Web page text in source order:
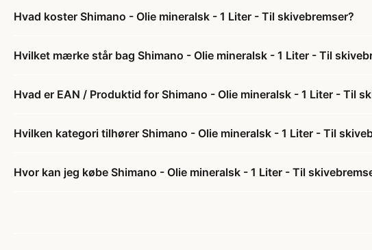
Hvad koster Shimano - Olie mineralsk - 1 Liter - Til skivebremser?
Hvilket mærke står bag Shimano - Olie mineralsk - 1 Liter - Til
Hvad er EAN / Produktid for Shimano - Olie mineralsk - 1 Liter - Til
Hvilken kategori tilhører Shimano - Olie mineralsk - 1 Liter - Til
Hvor kan jeg købe Shimano - Olie mineralsk - 1 Liter - Til